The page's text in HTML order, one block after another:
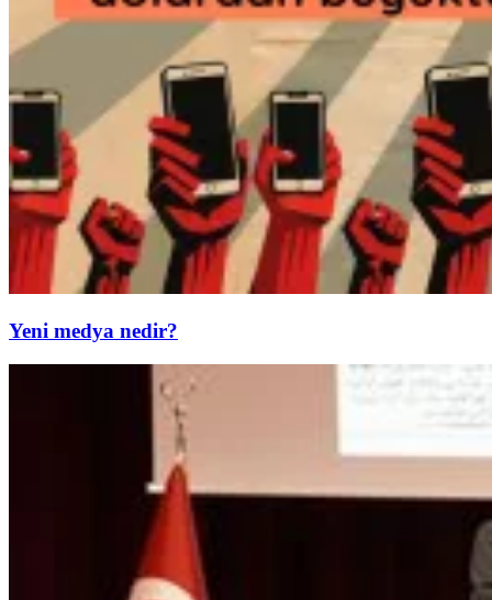
Yeni medya nedir?